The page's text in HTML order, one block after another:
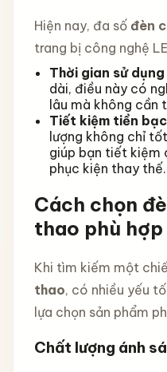
Hiện nay, đa số đèn
trang bị công nghệ
Thời gian sử
dài, điều này có
lâu mà không cần
Tiết kiệm tiền bạc
lượng không chỉ
giúp bạn tiết kiệm
phục kiện thay thế.
Cách chọn
thao phù hợp
Khi tìm kiếm một
thao, có nhiều yếu
lựa chọn sản phẩm
Chất lượng ánh